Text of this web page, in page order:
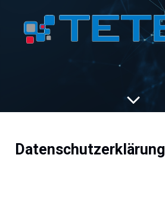
Datenschutzerklärung